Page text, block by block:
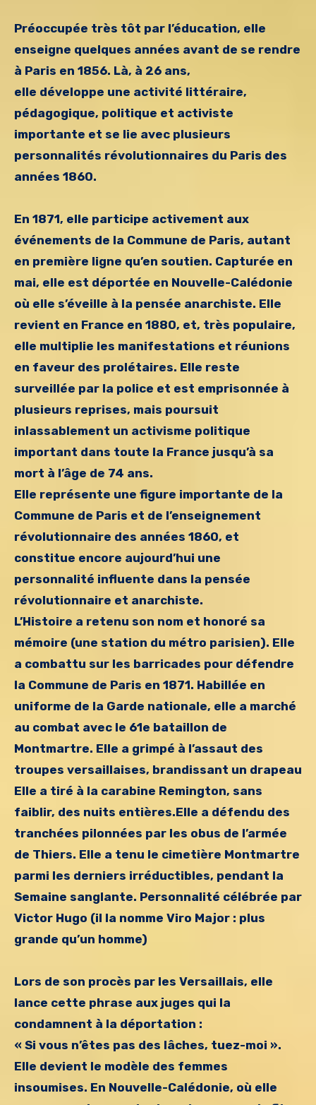
Préoccupée très tôt par l’éducation, elle
enseigne quelques années avant de se rendre
à Paris en 1856. Là, à 26 ans,
elle développe une activité littéraire,
pédagogique, politique et activiste
importante et se lie avec plusieurs
personnalités révolutionnaires du Paris des
années 1860.
En 1871, elle participe activement aux
événements de la Commune de Paris, autant
en première ligne qu’en soutien. Capturée en
mai, elle est déportée en Nouvelle-Calédonie
où elle s’éveille à la pensée anarchiste. Elle
revient en France en 1880, et, très populaire,
elle multiplie les manifestations et réunions
en faveur des prolétaires. Elle reste
surveillée par la police et est emprisonnée à
plusieurs reprises, mais poursuit
inlassablement un activisme politique
important dans toute la France jusqu’à sa
mort à l’âge de 74 ans.
Elle représente une figure importante de la
Commune de Paris et de l’enseignement
révolutionnaire des années 1860, et
constitue encore aujourd’hui une
personnalité influente dans la pensée
révolutionnaire et anarchiste.
L’Histoire a retenu son nom et honoré sa
mémoire (une station du métro parisien). Elle
a combattu sur les barricades pour défendre
la Commune de Paris en 1871. Habillée en
uniforme de la Garde nationale, elle a marché
au combat avec le 61e bataillon de
Montmartre. Elle a grimpé à l’assaut des
troupes versaillaises, brandissant un drapeau
Elle a tiré à la carabine Remington, sans
faiblir, des nuits entières.Elle a défendu des
tranchées pilonnées par les obus de l’armée
de Thiers. Elle a tenu le cimetière Montmartre
parmi les derniers irréductibles, pendant la
Semaine sanglante. Personnalité célébrée par
Victor Hugo (il la nomme Viro Major : plus
grande qu’un homme)
Lors de son procès par les Versaillais, elle
lance cette phrase aux juges qui la
condamnent à la déportation :
« Si vous n’êtes pas des lâches, tuez-moi ».
Elle devient le modèle des femmes
insoumises. En Nouvelle-Calédonie, où elle